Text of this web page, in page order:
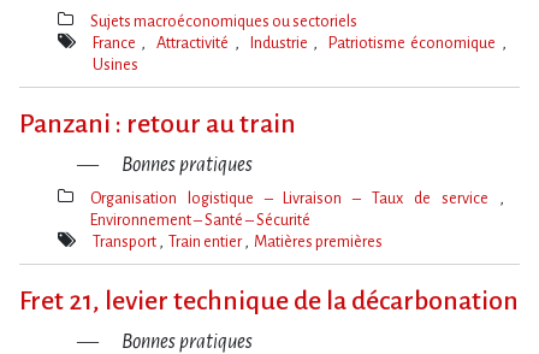
Thèmes(s)
Sujets macroéconomiques ou sectoriels
Mot(s)-
France Attractivité Industrie
Patriotisme économique
Usines
Panzani : retour au train
Bonnes pratiques
Thèmes(s)
Organisation logistique – Livraison – Taux de service
Environnement – Santé – Sécurité
Mot(s)-
Transport Train entier Matières premières
Fret 21, levier technique de la décarbonation
Bonnes pratiques